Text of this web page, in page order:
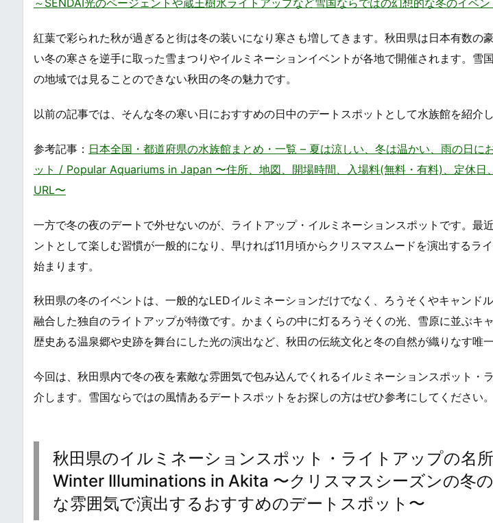
～SENDAI光のページェントや蔵王樹氷ライトアップなど雪国ならではの幻想的な冬のイベン
紅葉で彩られた秋が過ぎると街は冬の装いになり寒さも増してきます。秋田県は日本有数の
い冬の寒さを逆手に取った雪まつりやイルミネーションイベントが各地で開催されます。雪
の地域では見ることのできない秋田の冬の魅力です。
以前の記事では、そんな冬の寒い日におすすめの日中のデートスポットとして水族館を紹介し
参考記事： 日本全国・都道府県の水族館まとめ・一覧 – 夏は涼しい、冬は温かい、雨の日に
ット / Popular Aquariums in Japan 〜住所、地図、開場時間、入場料(無料・有料)、定休日
URL〜
一方で冬の夜のデートで外せないのが、ライトアップ・イルミネーションスポットです。最
ントとして楽しむ習慣が一般的になり、早ければ11月頃からクリスマスムードを演出するラ
始まります。
秋田県の冬のイベントは、一般的なLEDイルミネーションだけでなく、ろうそくやキャンド
融合した独自のライトアップが特徴です。かまくらの中に灯るろうそくの光、雪原に並ぶキ
歴史ある温泉郷や史跡を舞台にした光の演出など、秋田の伝統文化と冬の自然が織りなす唯
今回は、秋田県内で冬の夜を素敵な雰囲気で包み込んでくれるイルミネーションスポット・
介します。雪国ならではの風情あるデートスポットをお探しの方はぜひ参考にしてください。
秋田県のイルミネーションスポット・ライトアップの名
Winter Illuminations in Akita 〜クリスマスシーズンの冬
な雰囲気で演出するおすすめのデートスポット〜